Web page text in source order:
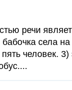
речи
села на
человек.